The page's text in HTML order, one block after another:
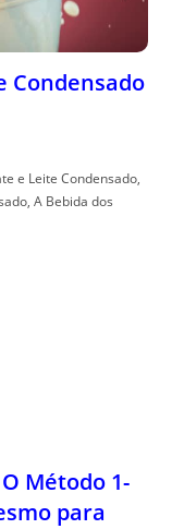
Condensado
e Leite Condensado,
A Bebida dos
Método 1-
para